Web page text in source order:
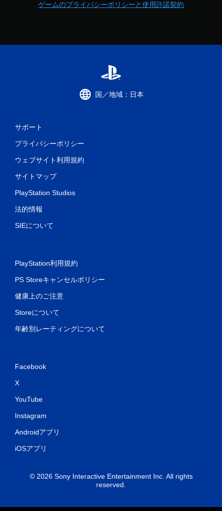
ゲームのプライバシーポリシーと使用許諾契約
国／地域：日本
サポート
プライバシーポリシー
ウェブサイト利用規約
サイトマップ
PlayStation Studios
法的情報
SIEについて
PlayStation利用規約
PS Storeキャンセルポリシー
健康上のご注意
Storeについて
年齢別レーティングについて
Facebook
X
YouTube
Instagram
Androidアプリ
iOSアプリ
© 2026 Sony Interactive Entertainment Inc. All rights
reserved.